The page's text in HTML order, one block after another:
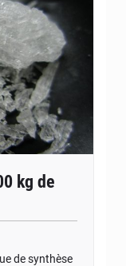
kg de
de synthèse